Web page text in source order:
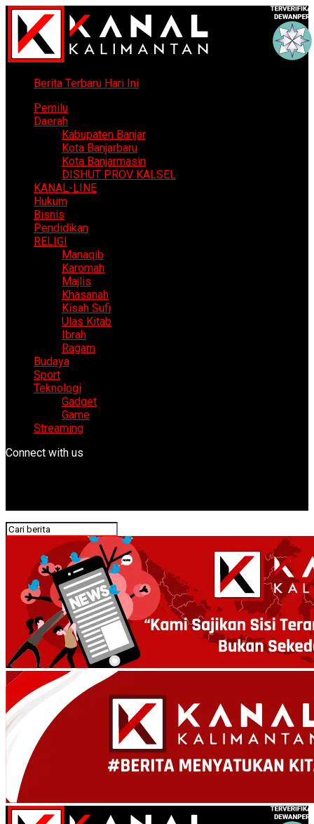
Berita Terbaru Hari Ini
Pemilu
Daerah
Kabupaten Banjar
Kota Banjarbaru
Kota Banjarmasin
DISHUT PROV KALSEL
KANAL-LINE
Hukum
Bisnis
Pendidikan
RELIGI
Manaqib
Karomah
Majlis
Khasanah
Kisah Sufi
Ulas Kitab
Ibrah
Ragam
Budaya
Sport
Teknologi
Gadget
Game
Streaming
Connect with us